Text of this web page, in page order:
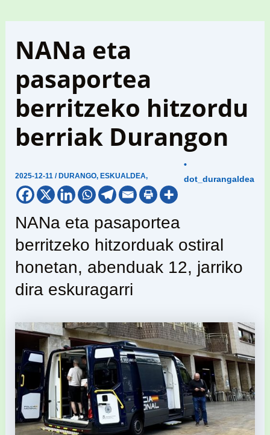
NANa eta
pasaportea
berritzeko hitzordu
berriak Durangon
2025-12-11/ DURANGO, ESKUALDEA,
•
dot_durangaldea
NANa eta pasaportea
berritzeko hitzorduak ostiral
honetan, abenduak 12, jarriko
dira eskuragarri